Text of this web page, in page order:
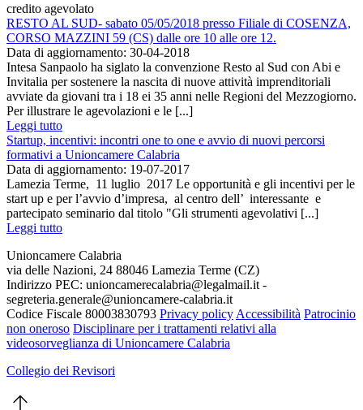
credito agevolato
RESTO AL SUD- sabato 05/05/2018 presso Filiale di COSENZA,
CORSO MAZZINI 59 (CS) dalle ore 10 alle ore 12.
Data di aggiornamento: 30-04-2018
Intesa Sanpaolo ha siglato la convenzione Resto al Sud con Abi e
Invitalia per sostenere la nascita di nuove attività imprenditoriali
avviate da giovani tra i 18 ei 35 anni nelle Regioni del Mezzogiorno.
Per illustrare le agevolazioni e le [...]
Leggi tutto
Startup, incentivi: incontri one to one e avvio di nuovi percorsi
formativi a Unioncamere Calabria
Data di aggiornamento: 19-07-2017
Lamezia Terme, 11 luglio 2017 Le opportunità e gli incentivi per le
start up e per l’avvio d’impresa, al centro dell’ interessante e
partecipato seminario dal titolo "Gli strumenti agevolativi [...]
Leggi tutto
Unioncamere Calabria
via delle Nazioni, 24 88046 Lamezia Terme (CZ)
Indirizzo PEC: unioncamerecalabria@legalmail.it -
segreteria.generale@unioncamere-calabria.it
Codice Fiscale 80003830793 Privacy policy Accessibilità Patrocinio
non oneroso Disciplinare per i trattamenti relativi alla
videosorveglianza di Unioncamere Calabria
Collegio dei Revisori